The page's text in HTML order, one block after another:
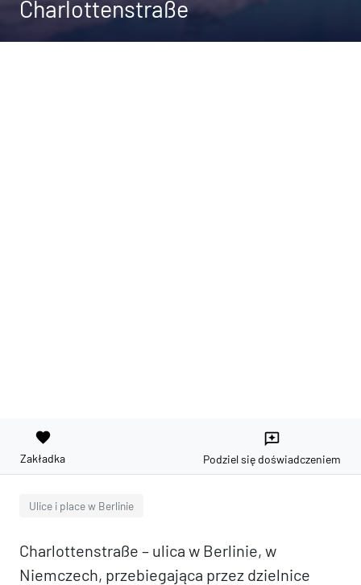
Charlottenstraße
favorite
Zakładka
reviews
Podziel się doświadczeniem
Ulice i place w Berlinie
Charlottenstraße – ulica w Berlinie, w
Niemczech, przebiegająca przez dzielnice